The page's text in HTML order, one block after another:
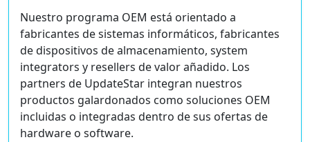
Nuestro programa OEM está orientado a
fabricantes de sistemas informáticos, fabricantes
de dispositivos de almacenamiento, system
integrators y resellers de valor añadido. Los
partners de UpdateStar integran nuestros
productos galardonados como soluciones OEM
incluidas o integradas dentro de sus ofertas de
hardware o software.